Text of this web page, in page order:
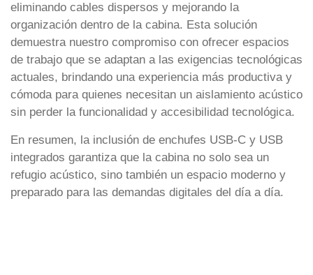
eliminando cables dispersos y mejorando la
organización dentro de la cabina. Esta solución
demuestra nuestro compromiso con ofrecer espacios
de trabajo que se adaptan a las exigencias tecnológicas
actuales, brindando una experiencia más productiva y
cómoda para quienes necesitan un aislamiento acústico
sin perder la funcionalidad y accesibilidad tecnológica.
En resumen, la inclusión de enchufes USB-C y USB
integrados garantiza que la cabina no solo sea un
refugio acústico, sino también un espacio moderno y
preparado para las demandas digitales del día a día.